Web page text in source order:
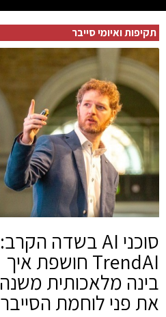
תקיפות ואיומי סייבר
סוכני AI בשדה הקרב:
TrendAI חושפת איך
בינה מלאכותית משנה
את פני לוחמת הסייבר